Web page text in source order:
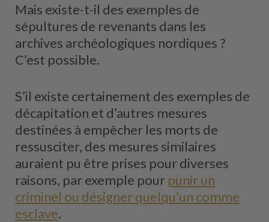
Mais existe-t-il des exemples de
sépultures de revenants dans les
archives archéologiques nordiques ?
C’est possible.
S’il existe certainement des exemples de
décapitation et d’autres mesures
destinées à empêcher les morts de
ressusciter, des mesures similaires
auraient pu être prises pour diverses
raisons, par exemple pour punir un
criminel ou désigner quelqu’un comme
esclave.